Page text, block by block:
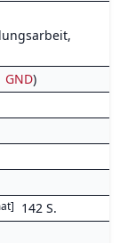
GND)
] 142 S.